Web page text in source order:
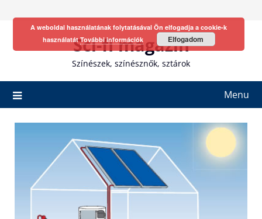
Sci-fi magazin
Színészek, színésznők, sztárok
Menu
A weboldal használatának folytatásával Ön elfogadja a cookie-k
használatátTovábbi információk Elfogadom